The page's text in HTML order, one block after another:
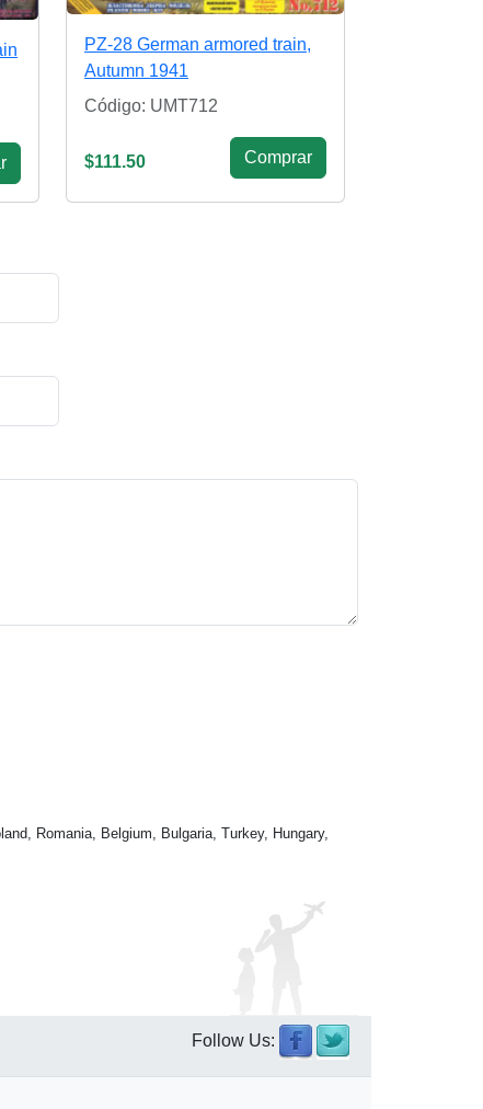
PZ-28 German armored train,
Autumn 1941
Código: UMT712
$111.50 Сomprar
Romania, Belgium, Bulgaria, Turkey, Hungary,
Follow Us: